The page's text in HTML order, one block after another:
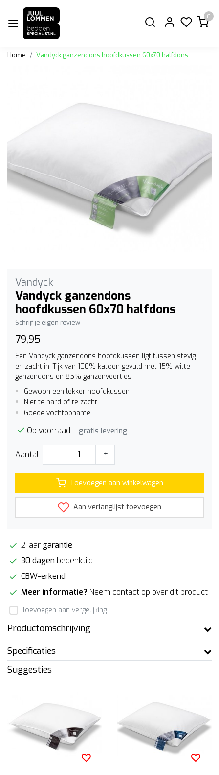
0
Home Vandyck ganzendons hoofdkussen 60x70 halfdons
Vandyck
Vandyck ganzendons
hoofdkussen 60x70 halfdons
Schrijf je eigen review
79,95
Een Vandyck ganzendons hoofdkussen ligt tussen stevig
en zacht in. Tijk van 100% katoen gevuld met 15% witte
ganzendons en 85% ganzenveertjes.
Gewoon een lekker hoofdkussen
Niet te hard of te zacht
Goede vochtopname
Op voorraad - gratis levering
Aantal - +
Toevoegen aan winkelwagen
Aan verlanglijst toevoegen
2 jaar garantie
30 dagen bedenktijd
CBW-erkend
Meer informatie? Neem contact op over dit product
Toevoegen aan vergelijking
Productomschrijving
Specificaties
Suggesties